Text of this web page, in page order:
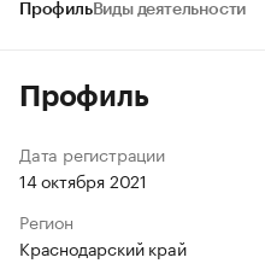
ПрофильВиды деятельности
Профиль
Дата регистрации
14 октября 2021
Регион
Краснодарский край